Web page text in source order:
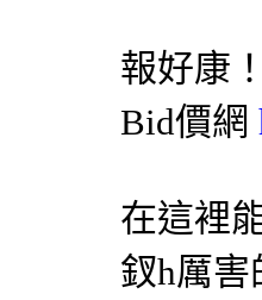
報好康
Bid價網
在這裡
釵h厲害